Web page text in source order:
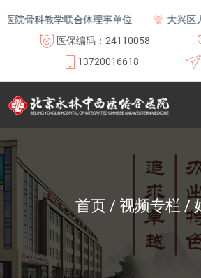
骨科教学联合体理事单位
大兴区人
医保编码：24110058
13720016618
首页 视频专栏